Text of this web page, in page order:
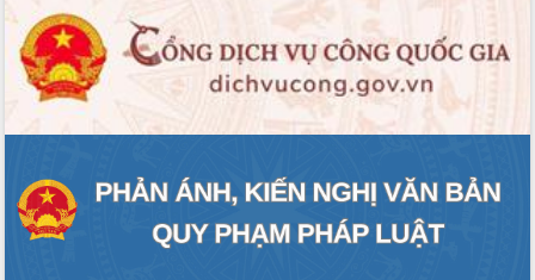
THÔNG TIN CHỈ ĐẠO ĐIỀU HÀNH
HỆ THỐNG VĂN BẢN
VĂN BẢN HĐND TỈNH
QUY HOẠCH - KẾ HOẠCH